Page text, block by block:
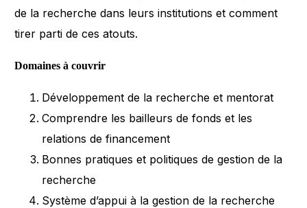
de la recherche dans leurs institutions et comment
tirer parti de ces atouts.
Domaines à couvrir
Développement de la recherche et mentorat
Comprendre les bailleurs de fonds et les
relations de financement
Bonnes pratiques et politiques de gestion de la
recherche
Système d’appui à la gestion de la recherche